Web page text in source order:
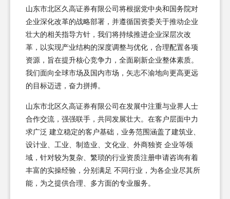
山东市北区久高证券有限公司将根据党中央和国务院对
企业深化改革的战略部署，并遵循国资委关于推动企业
壮大的相关指导方针，我们将持续推进企业深层次改
革，以实现产业结构的深度调整与优化，合理配置各项
资源，旨在提升核心竞争力，全面刷新企业整体素质。
我们面向全球市场及国内市场，矢志不渝地向更高更远
的目标迈进，奋力拼搏。
山东市北区久高证券有限公司在发展中注重与业界人士
合作交流，强强联手，共同发展壮大。在客户层面中力
求广泛 建立稳定的客户基础，业务范围涵盖了建筑业、
设计业、工业、制造业、文化业、外商独资 企业等领
域，针对较为复杂、繁琐的行业资质注册申请咨询有着
丰富的实操经验，分别满足 不同行业，为各企业尽其所
能，为之提供合理、多方面的专业服务。